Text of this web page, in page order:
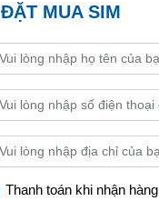
ĐẶT MUA SIM
Thanh toán khi nhận hàng